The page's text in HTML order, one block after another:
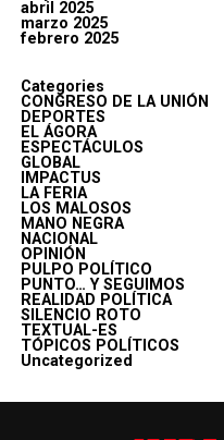
abril 2025
marzo 2025
febrero 2025
Categories
CONGRESO DE LA UNIÓN
DEPORTES
EL ÁGORA
ESPECTÁCULOS
GLOBAL
IMPACTUS
LA FERIA
LOS MALOSOS
MANO NEGRA
NACIONAL
OPINIÓN
PULPO POLÍTICO
PUNTO… Y SEGUIMOS
REALIDAD POLÍTICA
SILENCIO ROTO
TEXTUAL-ES
TÓPICOS POLÍTICOS
Uncategorized